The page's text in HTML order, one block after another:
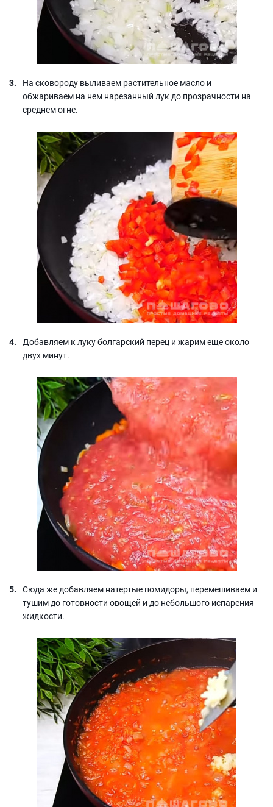
На сковороду выливаем растительное масло и
обжариваем на нем нарезанный лук до прозрачности на
среднем огне.
Добавляем к луку болгарский перец и жарим еще около
двух минут.
Сюда же добавляем натертые помидоры, перемешиваем и
тушим до готовности овощей и до небольшого испарения
жидкости.